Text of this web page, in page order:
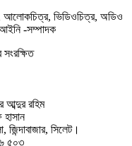
আলোকচিত্র, ভিডিওচিত্র, অডিও
-সম্পাদক
আব্দুর রহিম
হাসান
সিলেট।
৫০৩